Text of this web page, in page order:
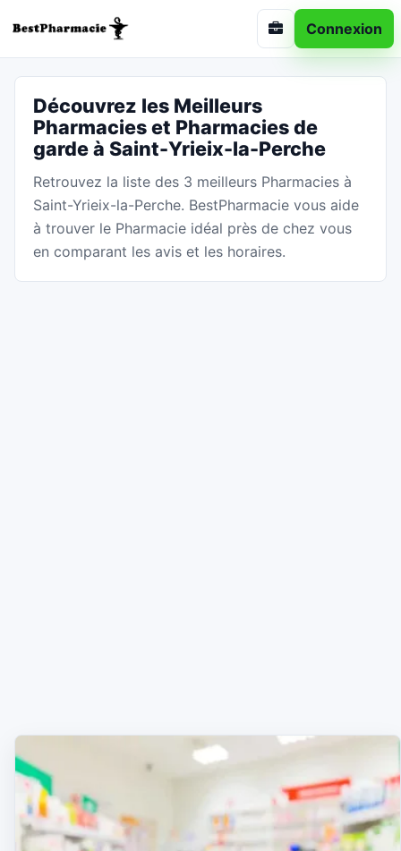
Connexion
Découvrez les Meilleurs
Pharmacies et Pharmacies de
garde à Saint-Yrieix-la-Perche
Retrouvez la liste des 3 meilleurs Pharmacies à
Saint-Yrieix-la-Perche. BestPharmacie vous aide
à trouver le Pharmacie idéal près de chez vous
en comparant les avis et les horaires.